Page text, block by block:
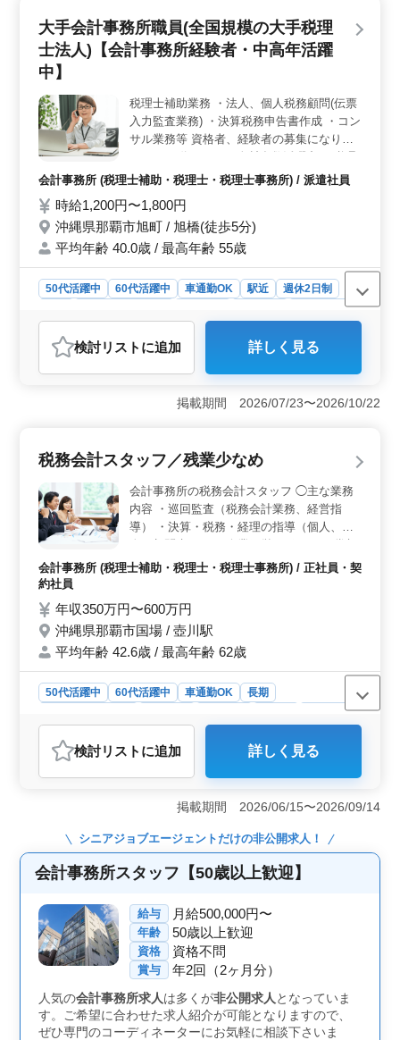
た、勤務時間も2つの時間帯から選べるため、日常生活の
リズムを保ちやすいです。 ＜経験者向けでスキルを
活かせる職場＞ 会計事務所での実務経験がある方が求
められているため、これまで培ってきたスキルや知識を
存分に活かせる環境です。仕事内容には仕訳入力や資料
受取、社会保険手続きなど、幅広い業務が含まれてお
り、経験者にとってやりがいを感じられる職場です。さ
らに、車通勤が可能で、無料駐車場も完備されているた
い年齢層が活躍できる環境＞ 中高年のスタッフが実際
に活躍している職場で、年齢を問わず働ける環境が整っ
ています。平均年齢は42.8歳と、経験豊富なメンバーが
揃っているため、安心して長期的に勤務できる職場で
す。年齢に関係なくキャリアを築きたい方にも最適な求
人です。
大手会計事務所職員(全国規模の大手税理
士法人)【会計事務所経験者・中高年活躍
中】
税理士補助業務 ・法人、個人税務顧問(伝票
入力監査業務) ・決算税務申告書作成 ・コン
サル業務等 資格者、経験者の募集になりま
士試験受験される方は試験前に勤務日数調整
期的に面談を実施し、働きやすい職場の環境
づくりに 努めています
会計事務所 (税理士補助・税理士・税理士事務所) / 派遣社員
時給1,200円〜1,800円
沖縄県那覇市旭町 / 旭橋(徒歩5分)
平均年齢 40.0歳 / 最高年齢 55歳
50代活躍中 60代活躍中 車通勤OK 駅近
週休2日制
会計事務所
おすすめポイント
＜経験者優遇＞ 会計事務所での経験者を歓迎していま
す。税務顧問業務や監査業務など幅広い業務に携われる
チャンスがあります。 ＜働きやすさ＞ 車通勤可で
アクセス便利です。週休2日制でしっかり休息できます。
＞ 大手税理士法人での経験を積み、キャリアを発展さ
ポートが充実しています。
検討リスト に追加 詳しく見る
掲載期間 2026/07/23〜2026/10/22
税務会計スタッフ／残業少なめ
会計事務所の税務会計スタッフ ◯主な業務
内容 ・巡回監査（税務会計業務、経営指
導） ・決算・税務・経理の指導（個人、法
あり ＊交通費支給 ＊残業少なめ これまで培
揮したい方、ご応募お待ちしております。
会計事務所 (税理士補助・税理士・税理士事務所) / 正社員・契
約社員
年収350万円〜600万円
沖縄県那覇市国場 / 壺川駅
平均年齢 42.6歳 / 最高年齢 62歳
50代活躍中 60代活躍中 車通勤OK
長期
契約社員
おすすめポイント
＜経験を活かし即戦力として活躍できる環境＞ 会計事
務所での実務経験を活かして活躍できます。巡回監査や
決算・税務指導、経営サポートまでを担当して頂きま
す。これまで培った税務・会計スキルを発揮し、即戦力
として活躍したい方に適した職場です。 ＜残業少な
めで安定した働き方が可能＞ 月10時間程度と残業は少
なめで、日祝休みや第1・第3土曜休みなど、無理のない
勤務体系が整っています。プライベートとの両立がしや
すく、長期的に安定して働きたい方におすすめで
す。 ＜待遇・福利厚生が充実し安心できる＞ 賞与
年3回、社会保険完備、交通費支給と、安心して働ける条
件が整っています。沖縄・那覇で腰を据えて働きたい方
検討リスト に追加 詳しく見る
掲載期間 2026/06/15〜2026/09/14
シニアジョブエージェントだけの非公開求人！
会計事務所スタッフ【50歳以上歓迎】
給与 月給500,000円〜
年齢 50歳以上歓迎
資格 資格不問
賞与 年2回（2ヶ月分）
人気の会計事務所求人は多くが非公開求人 となっていま
す。ご希望に合わせた求人紹介が可能となりますので、
ぜひ専門のコーディネーターにお気軽に相談下さいま